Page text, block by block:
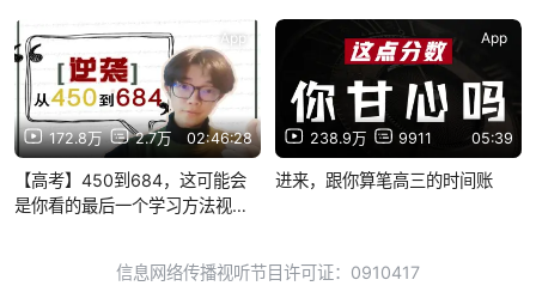
172.8万 2.7万 02:46:28
App
【高考】450到684，这可能会
是你看的最后一个学习方法视
238.9万 9911 05:39
App
进来，跟你算笔高三的时间账
信息网络传播视听节目许可证：0910417